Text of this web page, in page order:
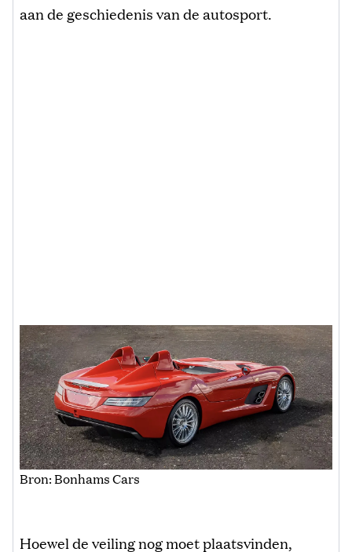
aan de geschiedenis van de autosport.
Bron: Bonhams Cars
Hoewel de veiling nog moet plaatsvinden,